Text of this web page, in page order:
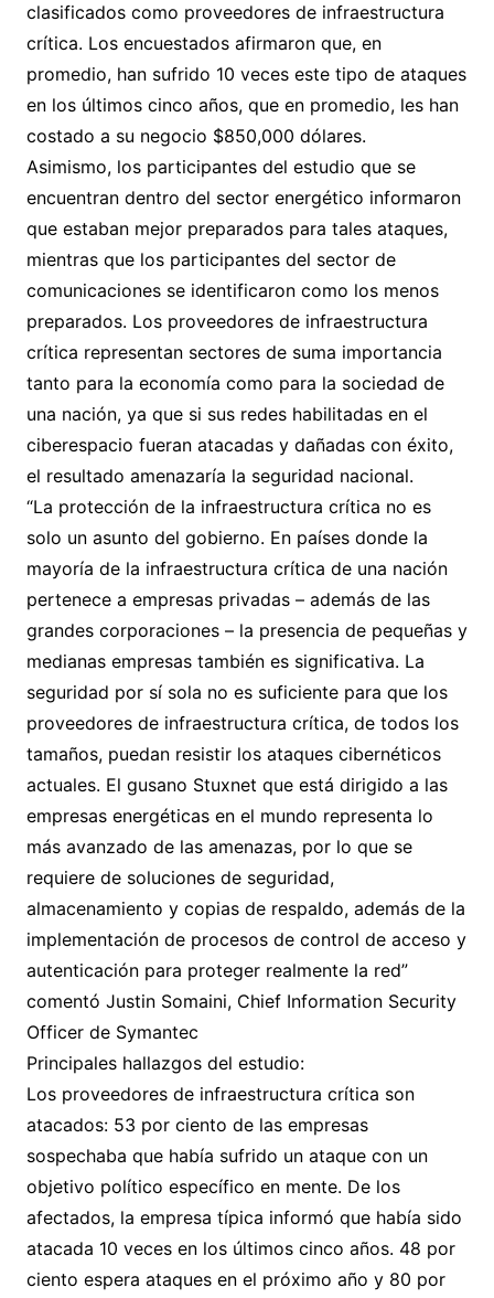
clasificados como proveedores de infraestructura
crítica. Los encuestados afirmaron que, en
promedio, han sufrido 10 veces este tipo de ataques
en los últimos cinco años, que en promedio, les han
costado a su negocio $850,000 dólares.
Asimismo, los participantes del estudio que se
encuentran dentro del sector energético informaron
que estaban mejor preparados para tales ataques,
mientras que los participantes del sector de
comunicaciones se identificaron como los menos
preparados. Los proveedores de infraestructura
crítica representan sectores de suma importancia
tanto para la economía como para la sociedad de
una nación, ya que si sus redes habilitadas en el
ciberespacio fueran atacadas y dañadas con éxito,
el resultado amenazaría la seguridad nacional.
“La protección de la infraestructura crítica no es
solo un asunto del gobierno. En países donde la
mayoría de la infraestructura crítica de una nación
pertenece a empresas privadas – además de las
grandes corporaciones – la presencia de pequeñas y
medianas empresas también es significativa. La
seguridad por sí sola no es suficiente para que los
proveedores de infraestructura crítica, de todos los
tamaños, puedan resistir los ataques cibernéticos
actuales. El gusano Stuxnet que está dirigido a las
empresas energéticas en el mundo representa lo
más avanzado de las amenazas, por lo que se
requiere de soluciones de seguridad,
almacenamiento y copias de respaldo, además de la
implementación de procesos de control de acceso y
autenticación para proteger realmente la red”
comentó Justin Somaini, Chief Information Security
Officer de Symantec
Principales hallazgos del estudio:
Los proveedores de infraestructura crítica son
atacados: 53 por ciento de las empresas
sospechaba que había sufrido un ataque con un
objetivo político específico en mente. De los
afectados, la empresa típica informó que había sido
atacada 10 veces en los últimos cinco años. 48 por
ciento espera ataques en el próximo año y 80 por